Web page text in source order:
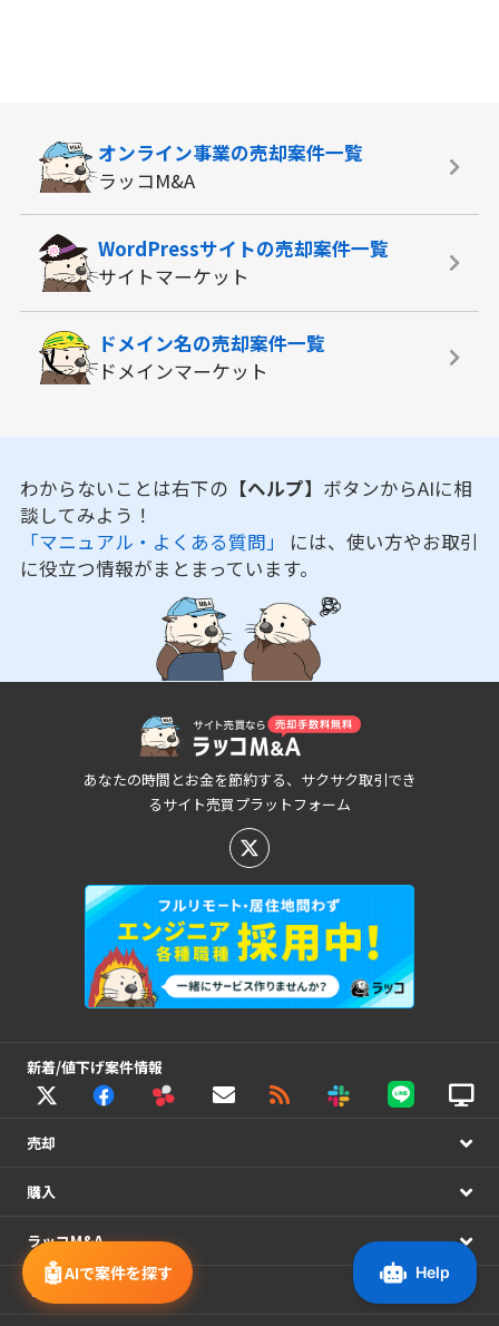
🤖AIで案件を探す
オンライン事業の売却案件一覧
ラッコM&A
WordPressサイトの売却案件一覧
サイトマーケット
ドメイン名の売却案件一覧
ドメインマーケット
わからないことは右下の 【ヘルプ】 ボタンからAIに相
談してみよう！
「マニュアル・よくある質問」 には、使い方やお取引
に役立つ情報がまとまっています。
あなたの時間とお金を節約する、サクサク取引でき
るサイト売買プラットフォーム
新着/値下げ案件情報
売却
購入
ラッコM&A
サポート